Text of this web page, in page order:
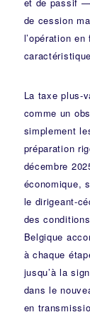
de cession
l’opération
La taxe plus-
comme un
simplement
préparation
décembre
économique,
le dirigeant-
des
Belgique
à chaque
jusqu’à la
dans le
en